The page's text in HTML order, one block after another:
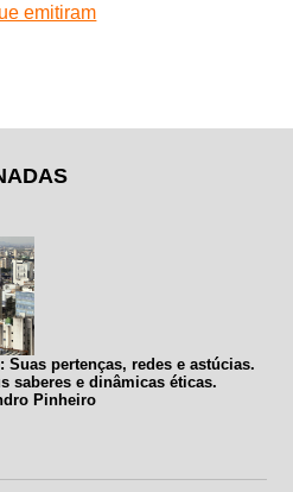
emitiram
pertenças, redes e astúcias.
saberes e dinâmicas éticas.
Pinheiro